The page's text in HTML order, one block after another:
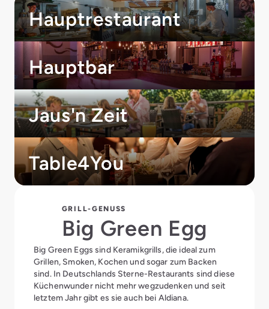
Hauptrestaurant
Hauptbar
Jaus'n Zeit
Table4You
GRILL-GENUSS
Big Green Egg
Big Green Eggs sind Keramikgrills, die ideal zum
Grillen, Smoken, Kochen und sogar zum Backen
sind. In Deutschlands Sterne-Restaurants sind diese
Küchenwunder nicht mehr wegzudenken und seit
letztem Jahr gibt es sie auch bei Aldiana.